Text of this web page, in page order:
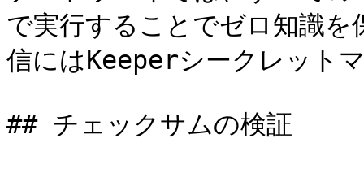
で実行することでゼロ知識
信にはKeeperシークレット
## チェックサムの検証